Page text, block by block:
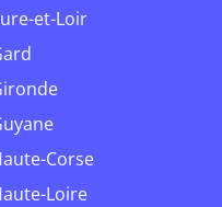
Eure-et-Loir
Gard
Gironde
Guyane
Haute-Corse
Haute-Loire